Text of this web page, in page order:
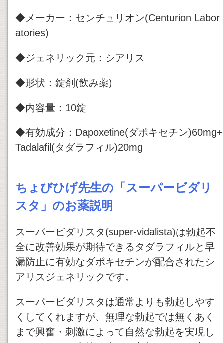
◆メーカー：センチュリオン(Centurion Labor
atories)
◆ジェネリック元：シアリス
◆形状：錠剤(飲み薬)
◆内容量：10錠
◆有効成分：Dapoxetine(ダポキセチン)60mg+
Tadalafil(タダラフィル)20mg
ちょびひげ先生の「スーパービダリ
スタ」のお薬説明
スーパービダリスタ(super-vidalista)は勃起不
全に改善効果が期待できるタダラフィルと早
漏防止に有効なダポキセチンが配合されたシ
アリスジェネリックです。
スーパービダリスタは通常よりも勃起しやす
くしてくれますが、無理な勃起では無くあく
まで興奮・刺激によって自然な勃起を実現し